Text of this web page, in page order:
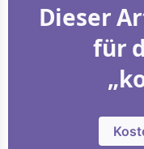
Dieser
für